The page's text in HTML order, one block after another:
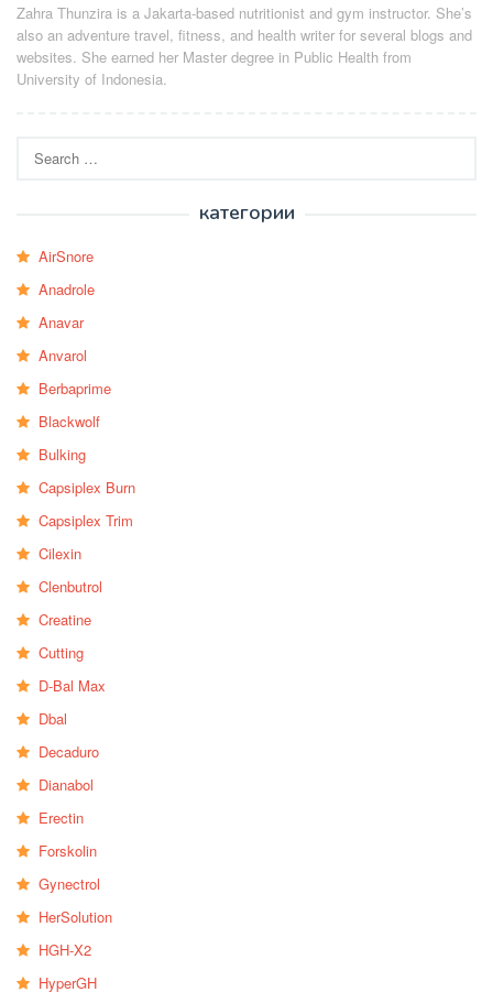
Zahra Thunzira is a Jakarta-based nutritionist and gym instructor. She’s
also an adventure travel, fitness, and health writer for several blogs and
websites. She earned her Master degree in Public Health from
University of Indonesia.
for:
категории
AirSnore
Anadrole
Anavar
Anvarol
Berbaprime
Blackwolf
Bulking
Capsiplex Burn
Capsiplex Trim
Cilexin
Clenbutrol
Creatine
Cutting
D-Bal Max
Dbal
Decaduro
Dianabol
Erectin
Forskolin
Gynectrol
HerSolution
HGH-X2
HyperGH